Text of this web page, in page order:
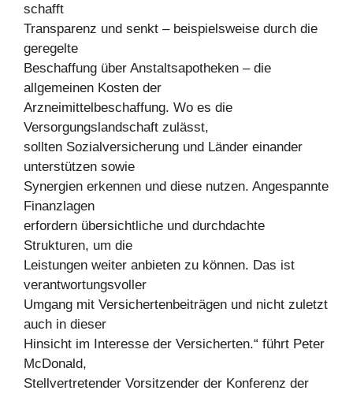
schafft
Transparenz und senkt – beispielsweise durch die
geregelte
Beschaffung über Anstaltsapotheken – die
allgemeinen Kosten der
Arzneimittelbeschaffung. Wo es die
Versorgungslandschaft zulässt,
sollten Sozialversicherung und Länder einander
unterstützen sowie
Synergien erkennen und diese nutzen. Angespannte
Finanzlagen
erfordern übersichtliche und durchdachte
Strukturen, um die
Leistungen weiter anbieten zu können. Das ist
verantwortungsvoller
Umgang mit Versichertenbeiträgen und nicht zuletzt
auch in dieser
Hinsicht im Interesse der Versicherten.“ führt Peter
McDonald,
Stellvertretender Vorsitzender der Konferenz der